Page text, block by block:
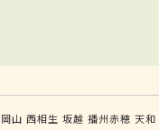
岡山 西相生 坂越 播州赤穂 天和